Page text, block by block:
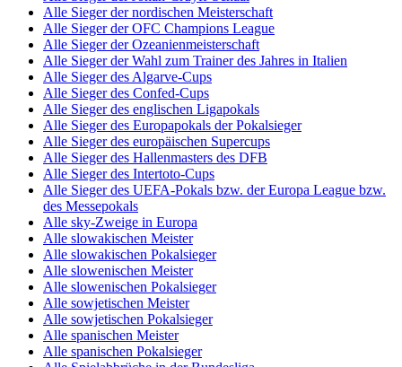
Alle Sieger der nordischen Meisterschaft
Alle Sieger der OFC Champions League
Alle Sieger der Ozeanienmeisterschaft
Alle Sieger der Wahl zum Trainer des Jahres in Italien
Alle Sieger des Algarve-Cups
Alle Sieger des Confed-Cups
Alle Sieger des englischen Ligapokals
Alle Sieger des Europapokals der Pokalsieger
Alle Sieger des europäischen Supercups
Alle Sieger des Hallenmasters des DFB
Alle Sieger des Intertoto-Cups
Alle Sieger des UEFA-Pokals bzw. der Europa League bzw.
des Messepokals
Alle sky-Zweige in Europa
Alle slowakischen Meister
Alle slowakischen Pokalsieger
Alle slowenischen Meister
Alle slowenischen Pokalsieger
Alle sowjetischen Meister
Alle sowjetischen Pokalsieger
Alle spanischen Meister
Alle spanischen Pokalsieger